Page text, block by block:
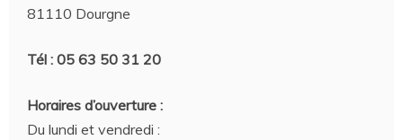
81110 Dourgne
Tél : 05 63 50 31 20
Horaires d’ouverture :
Du lundi et vendredi :